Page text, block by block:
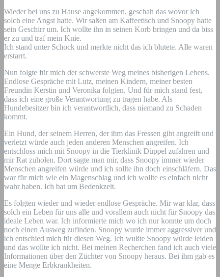
Wieder bei uns zu Hause angekommen, geschah das wovor ich
solch eine Angst hatte. Wir saßen am Kaffeetisch und Snoopy hatte
sein Geschirr um. Ich wollte ihn in seinen Korb bringen und da biss
er zu und traf mein Knie.
Ich stand unter Schock und merkte nicht das ich blutete. Alle waren
erstarrt.
Nun folgte für mich der schwerste Weg meines bisherigen Lebens.
Endlose Gespräche mit Lutz, meinen Kindern, meiner besten
Freundin Kerstin und Veronika folgten. Und für mich stand fest,
dass ich eine große Verantwortung zu tragen habe. Als
Hundebesitzer bin ich verantwortlich, dass niemand zu Schaden
kommt.
Ein Hund, der seinem Herren, der ihm das Fressen gibt angreift und
verletzt würde auch jeden anderen Menschen angreifen. Ich
entschloss mich mit Snoopy in die Tierklinik Düppel zufahren und
mir Rat zuholen. Dort sagte man mir, dass Snoopy immer wieder
Menschen angreifen würde und ich sollte ihn doch einschläfern. Das
war für mich wie ein Magenschlag und ich wollte es einfach nicht
wahr haben. Ich bat um Bedenkzeit.
Es folgten wieder und wieder endlose Gespräche. Mir war klar, dass
solch ein Leben für uns alle und vorallem auch nicht für Snoopy das
ideale Leben war. Ich informierte mich wo ich nur konnte um doch
noch einen Ausweg zufinden. Snoopy wurde immer aggressiver und
ich entschied mich für diesen Weg. Ich wußte Snoopy würde leiden
und das wollte ich nicht. Bei meinen Recherchen fand ich auch viele
Informationen über den Züchter von Snoopy heraus. Bei ihm gab es
eine Menge Erbkrankheiten.